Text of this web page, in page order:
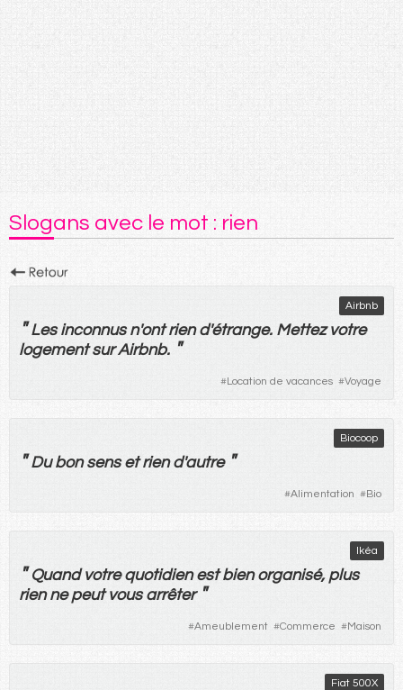
Slogans avec le mot : rien
Airbnb
" Les inconnusn'ont riend'étrange. Mettez votre
logement surAirbnb. "
#Location de vacances #Voyage
Biocoop
" Du bon sens et riend'autre "
#Alimentation #Bio
Ikéa
" Quand votre quotidien est bien organisé, plus
rien ne peut vous arrêter "
#Ameublement #Commerce #Maison
Fiat 500X